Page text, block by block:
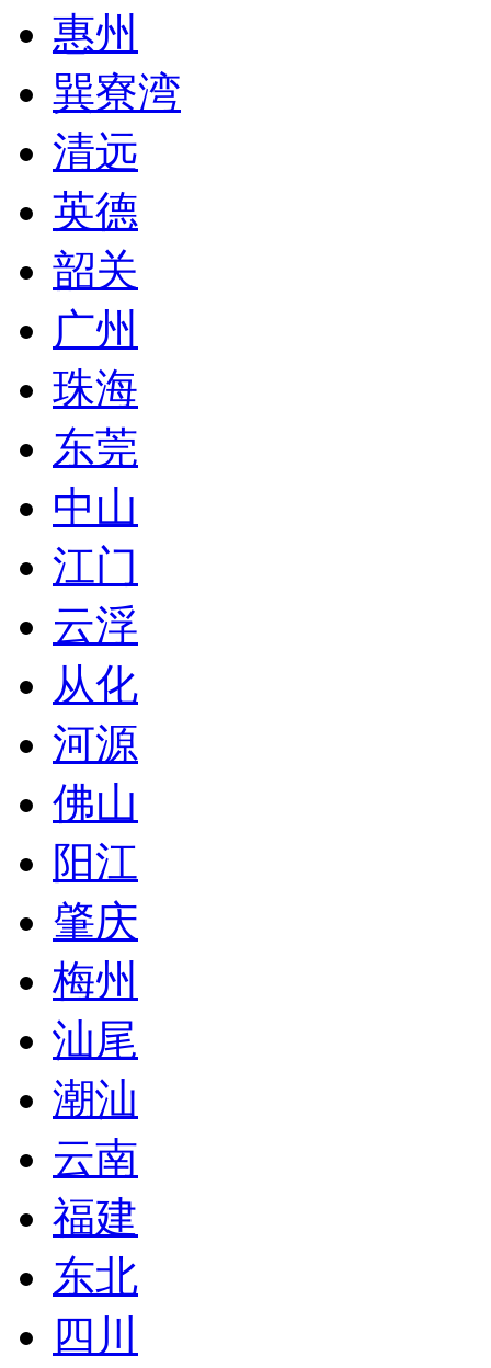
惠州
巽寮湾
清远
英德
韶关
广州
珠海
东莞
中山
江门
云浮
从化
河源
佛山
阳江
肇庆
梅州
汕尾
潮汕
云南
福建
东北
四川